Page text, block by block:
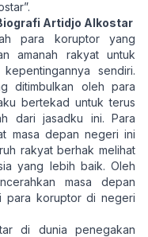
Artidjo Alkostar
para koruptor yang
amanah rakyat untuk
sendiri.
ditimbulkan oleh para
bertekad untuk terus
dari jasadku ini. Para
masa depan negeri ini
rakyat berhak melihat
yang lebih baik. Oleh
masa depan
para koruptor di negeri
di dunia penegakan